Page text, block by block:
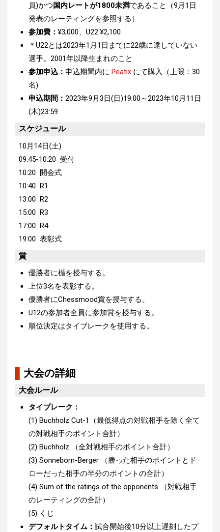
員)かつ国内レートが1800未満であること（9月1日
発表のレーティングを参照する）
参加費：¥3,000、U22 ¥2,100
＊U22とは2023年1月1日までに22歳に達していない
選手。2001年以降生まれのこと
参加申込： 申込期間内に Peatix にて購入（上限：30
名)
申込期間： 2023年9月3日(日)19:00～2023年10月11日
(木)23:59
スケジュール
10月14日(土)
09:45-10:20 受付
10:20 開会式
10:40 R1
13:00 R2
15:00 R3
17:00 R4
19:00 表彰式
賞
優勝者に楯を授与する。
上位3名を表彰する。
優勝者にChessmood賞を授与する。
U12の参加者全員に参加賞を授与する。
順位決定はタイブレークを使用する。
大会の詳細
大会ルール
タイブレーク：
(1) Buchholz Cut-1（最低得点の対戦相手を除く全て
の対戦相手のポイント合計）
(2) Buchholz （全対戦相手のポイント合計）
(3) Sonneborn-Berger （勝った相手のポイントとド
ローだった相手の半分のポイントの合計）
(4) Sum of the ratings of the opponents （対戦相手
のレーティングの合計）
(5) くじ
デフォルトタイム： 試合開始後10分以上遅刻したプ